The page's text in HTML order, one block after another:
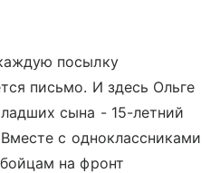
посылку
письмо. И здесь Ольге
сына - 15-летний
с одноклассниками
на фронт